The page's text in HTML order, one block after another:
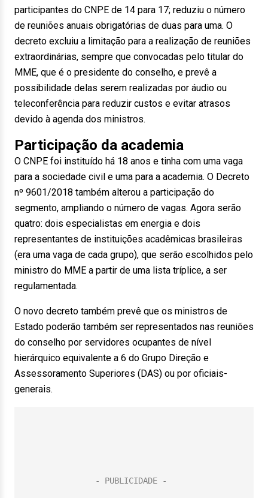
participantes do CNPE de 14 para 17; reduziu o número
de reuniões anuais obrigatórias de duas para uma. O
decreto excluiu a limitação para a realização de reuniões
extraordinárias, sempre que convocadas pelo titular do
MME, que é o presidente do conselho, e prevê a
possibilidade delas serem realizadas por áudio ou
teleconferência para reduzir custos e evitar atrasos
devido à agenda dos ministros.
Participação da academia
O CNPE foi instituído há 18 anos e tinha com uma vaga
para a sociedade civil e uma para a academia. O Decreto
nº 9601/2018 também alterou a participação do
segmento, ampliando o número de vagas. Agora serão
quatro: dois especialistas em energia e dois
representantes de instituições acadêmicas brasileiras
(era uma vaga de cada grupo), que serão escolhidos pelo
ministro do MME a partir de uma lista tríplice, a ser
regulamentada.
O novo decreto também prevê que os ministros de
Estado poderão também ser representados nas reuniões
do conselho por servidores ocupantes de nível
hierárquico equivalente a 6 do Grupo Direção e
Assessoramento Superiores (DAS) ou por oficiais-
generais.